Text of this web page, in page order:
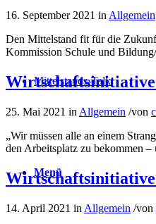
Mittelstands-Talk
Menü
16. September 2021 in Allgemein
Den Mittelstand fit für die
Kommission Schule und
25. Mai 2021 in Allgemein /von
„Wir müssen alle an einem
den Arbeitsplatz zu bekommen
14. April 2021 in Allgemein /von